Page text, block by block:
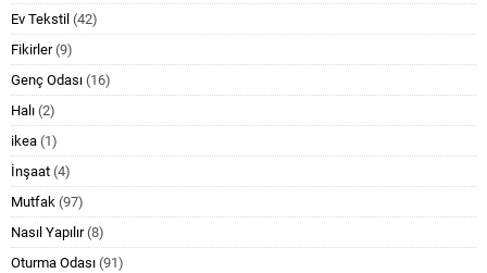
Ev Tekstil (42)
Fikirler(9)
Genç Odası (16)
Halı (2)
ikea (1)
İnşaat (4)
Mutfak (97)
Nasıl Yapılır(8)
Oturma Odası (91)